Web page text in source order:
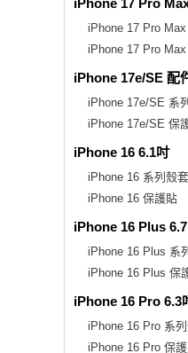
iPhone 17 Pro
iPhone 17 Pro
iPhone 17e/SE 配
iPhone 17e/SE 系
iPhone 17e/SE 保
iPhone 16 6.1吋
iPhone 16 系列殼套
iPhone 16 保護貼
iPhone 16 Plus
iPhone 16 Plus 系
iPhone 16 Plus 保
iPhone 16 Pro 6.3
iPhone 16 Pro 系
iPhone 16 Pro 保